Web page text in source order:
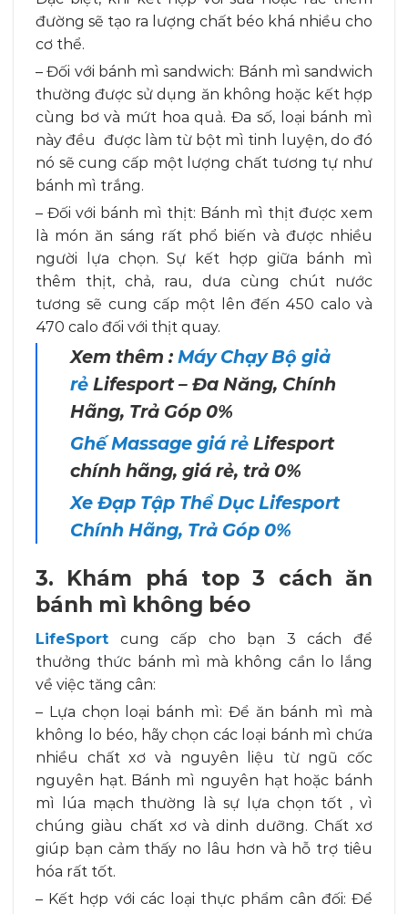
đường sẽ tạo ra lượng chất béo khá nhiều cho
cơ thể.
– Đối với bánh mì sandwich: Bánh mì sandwich
thường được sử dụng ăn không hoặc kết hợp
cùng bơ và mứt hoa quả. Đa số, loại bánh mì
này đều được làm từ bột mì tinh luyện, do đó
nó sẽ cung cấp một lượng chất tương tự như
bánh mì trắng.
– Đối với bánh mì thịt: Bánh mì thịt được xem
là món ăn sáng rất phổ biến và được nhiều
người lựa chọn. Sự kết hợp giữa bánh mì
thêm thịt, chả, rau, dưa cùng chút nước
tương sẽ cung cấp một lên đến 450 calo và
470 calo đối với thịt quay.
Xem thêm : Máy Chạy Bộ giả
rẻ Lifesport – Đa Năng, Chính
Hãng, Trả Góp 0%
Ghế Massage giá rẻ Lifesport
chính hãng, giá rẻ, trả 0%
Xe Đạp Tập Thể Dục Lifesport
Chính Hãng, Trả Góp 0%
3. Khám phá top 3 cách ăn
bánh mì không béo
LifeSport cung cấp cho bạn 3 cách để
thưởng thức bánh mì mà không cần lo lắng
về việc tăng cân:
– Lựa chọn loại bánh mì: Để ăn bánh mì mà
không lo béo, hãy chọn các loại bánh mì chứa
nhiều chất xơ và nguyên liệu từ ngũ cốc
nguyên hạt. Bánh mì nguyên hạt hoặc bánh
mì lúa mạch thường là sự lựa chọn tốt , vì
chúng giàu chất xơ và dinh dưỡng. Chất xơ
giúp bạn cảm thấy no lâu hơn và hỗ trợ tiêu
hóa rất tốt.
– Kết hợp với các loại thực phẩm cân đối: Để